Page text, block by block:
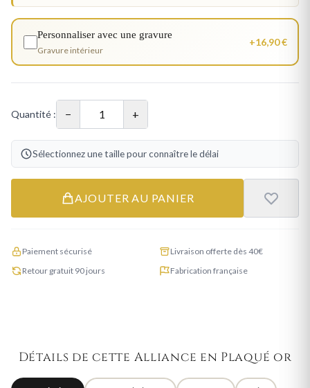
Personnaliser avec une gravure
Gravure intérieur
+16,90 €
Quantité : − +
Sélectionnez une taille pour connaître le délai
AJOUTER AU PANIER
Paiement sécurisé
Livraison offerte dès 40€
Retour gratuit 90 jours
Fabrication française
Détails de cette Alliance en Plaqué or